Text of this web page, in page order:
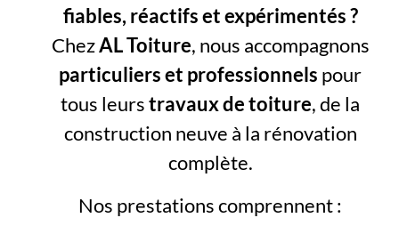
fiables, réactifs et expérimentés ?
ChezAL Toiture, nous accompagnons
particuliers et professionnels pour
tous leurstravaux de toiture, de la
construction neuve à la rénovation
complète.
Nos prestations comprennent :